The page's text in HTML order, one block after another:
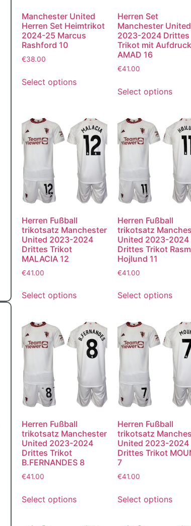
Manchester United
Herren Set Heimtrikot
2024-25 Marcus
Rashford 10
€38.00
Select options
Herren Set
Manchester United
2023-2024 Drittes
Trikot mit Aufdruck
AMAD 16
€41.00
Select options
Herren Fußball
trikotsatz Manchester
United 2023-2024
Drittes Trikot
MALACIA 12
€41.00
Select options
Herren Fußball
trikotsatz
United 2023-2024
Drittes Trikot
Hojlund 11
€41.00
Select options
Herren Fußball
trikotsatz Manchester
United 2023-2024
Drittes Trikot
B.FERNANDES 8
€41.00
Select options
Herren Fußball
trikotsatz
United 2023-2024
Drittes Trikot
7
€41.00
Select options